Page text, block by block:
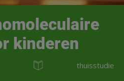
kinderen
thuisstudie